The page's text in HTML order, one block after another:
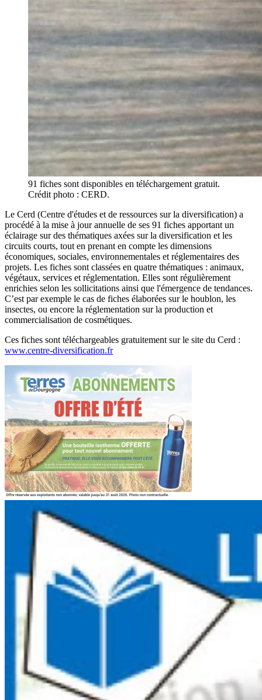
91 fiches sont disponibles en téléchargement gratuit.
Crédit photo : CERD.
Le Cerd (Centre d'études et de ressources sur la diversification) a
procédé à la mise à jour annuelle de ses 91 fiches apportant un
éclairage sur des thématiques axées sur la diversification et les
circuits courts, tout en prenant en compte les dimensions
économiques, sociales, environnementales et réglementaires des
projets. Les fiches sont classées en quatre thématiques : animaux,
végétaux, services et réglementation. Elles sont régulièrement
enrichies selon les sollicitations ainsi que l'émergence de tendances.
C’est par exemple le cas de fiches élaborées sur le houblon, les
insectes, ou encore la réglementation sur la production et
commercialisation de cosmétiques.
Ces fiches sont téléchargeables gratuitement sur le site du Cerd :
www.centre-diversification.fr